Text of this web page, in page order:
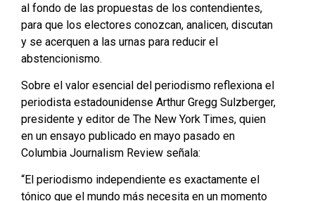
al fondo de las propuestas de los contendientes,
para que los electores conozcan, analicen, discutan
y se acerquen a las urnas para reducir el
abstencionismo.
Sobre el valor esencial del periodismo reflexiona el
periodista estadounidense Arthur Gregg Sulzberger,
presidente y editor de The New York Times, quien
en un ensayo publicado en mayo pasado en
Columbia Journalism Review señala:
“El periodismo independiente es exactamente el
tónico que el mundo más necesita en un momento